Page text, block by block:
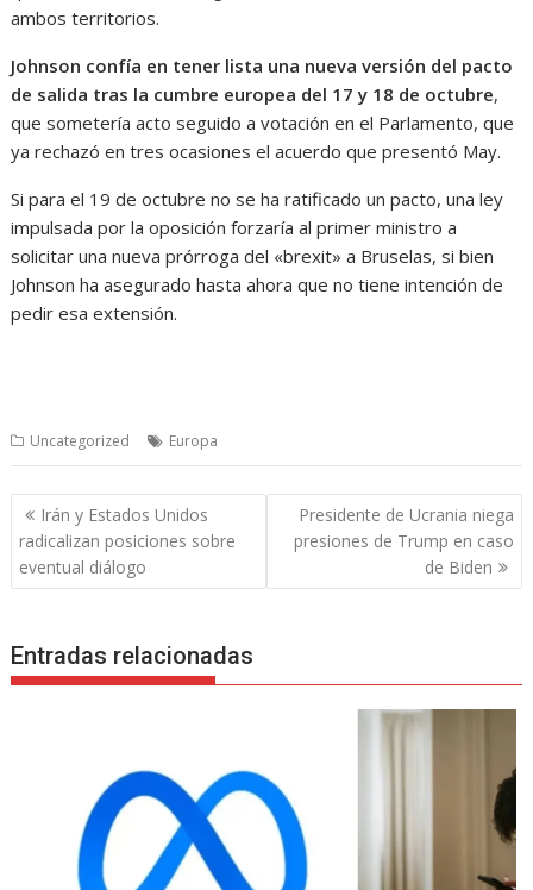
ambos territorios.
Johnson confía en tener lista una nueva versión del pacto
de salida tras la cumbre europea del 17 y 18 de octubre,
que sometería acto seguido a votación en el Parlamento, que
ya rechazó en tres ocasiones el acuerdo que presentó May.
Si para el 19 de octubre no se ha ratificado un pacto, una ley
impulsada por la oposición forzaría al primer ministro a
solicitar una nueva prórroga del «brexit» a Bruselas, si bien
Johnson ha asegurado hasta ahora que no tiene intención de
pedir esa extensión.
Uncategorized Europa
Navegación
de
entradas
Irán y Estados Unidos
radicalizan posiciones sobre
eventual diálogo
Presidente de Ucrania niega
presiones de Trump en caso
de Biden
Entradas relacionadas